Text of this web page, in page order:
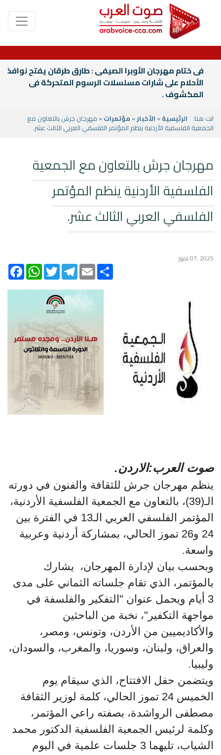
فى ختام مهرجان الأوبرا الصيفى : طارق طرقان يفتح نوافذ
الأحلام على شارات مسلسلات الرسوم المتحركة فى
المكشوف .
انت هنا: الرئيسية» الأخبار» مؤتمرات» مهرجان جرش بالتعاون مع
الجمعية الفلسفية الأردنية ينظم المؤتمر الفلسفي العربي الثالث عشر.
مهرجان جرش بالتعاون مع الجمعية
الفلسفية الأردنية ينظم المؤتمر
الفلسفي العربي الثالث عشر.
2025 ,07 تموز
WhatsAppTwitterTelegramEmailShare
صوت العرب:الاردن.
ينظم مهرجان جرش للثقافة والفنون في دورته
الـ(39)، بالتعاون مع الجمعية الفلسفية الأردنية،
المؤتمر الفلسفي العربي الـ13 في الفترة بين
24 و26 تموز الحالي، بمشاركة أردنية وعربية
واسعة.
وبحسب بيان لإدارة المهرجان، يشارك
بالمؤتمر، الذي تقام جلساته الثماني على مدى
3 أيام ويحمل عنوان "التفكير والفلسفة في
مواجهة التكفير"، نخبة من الباحثين
والأكاديميين من الأردن، وتونس، ومصر،
والعراق، ولبنان، وسوريا، والمغرب، والسودان،
وليبيا.
ويتضمن حفل الافتتاح، الذي سيقام يوم
الخميس 24 تموز الحالي، كلمة لوزير الثقافة
مصطفى الرواشدة، بصفته راعي المؤتمر،
وكلمة لرئيس الجمعية الفلسفية الدكتور محمد
الشياب، تليهما 3 جلسات علمية في اليوم